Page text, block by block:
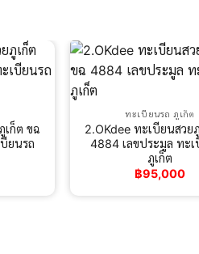
เก็ต ขฉ
ยนรถ
ทะเบียนรถ ภูเก็ต
2.OKdee ทะเบียนสวย
4884 เลขประมูล ทะเ
ภูเก็ต
฿95,000